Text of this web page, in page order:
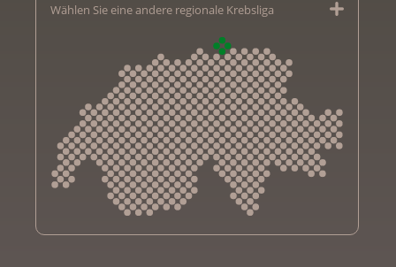
Wählen Sie eine andere regionale Krebsliga